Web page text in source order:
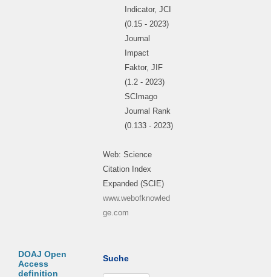
Indicator, JCI
(0.15 - 2023)
Journal
Impact
Faktor, JIF
(1.2 - 2023)
SCImago
Journal Rank
(0.133 - 2023)
Web: Science
Citation Index
Expanded (SCIE)
www.webofknowled
ge.com
DOAJ Open
Access
definition
Suche